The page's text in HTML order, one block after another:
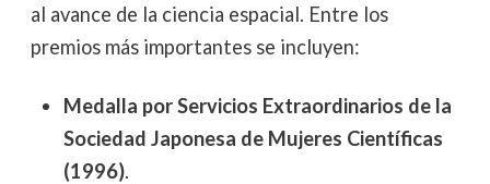
al avance de la ciencia espacial. Entre los
premios más importantes se incluyen:
Medalla por Servicios Extraordinarios de la
Sociedad Japonesa de Mujeres Científicas
(1996).